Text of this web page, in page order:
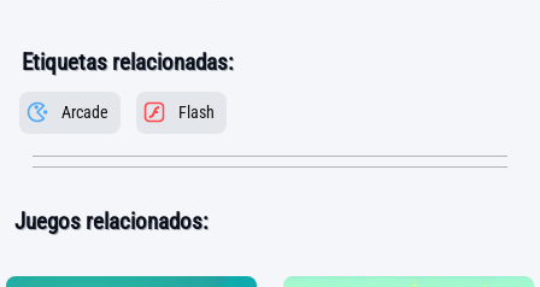
Etiquetas relacionadas:
Arcade Flash
Juegos relacionados: